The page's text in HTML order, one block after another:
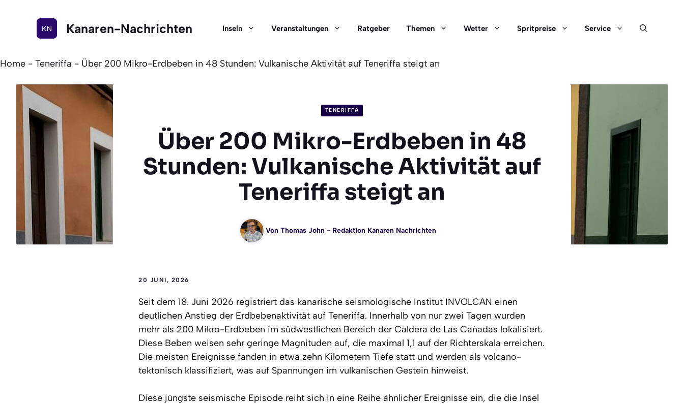
Kanaren-Nachrichten Inseln Veranstaltungen Ratgeber Themen Wetter Spritpreise Service
Home - Teneriffa - Über 200 Mikro-Erdbeben in 48 Stunden: Vulkanische Aktivität auf Teneriffa steigt an
TENERIFFA
Über 200 Mikro-Erdbeben in 48
Stunden: Vulkanische Aktivität auf
Teneriffa steigt an
Von Thomas John- Redaktion Kanaren Nachrichten
20 JUNI, 2026
Seit dem 18. Juni 2026 registriert das kanarische seismologische Institut INVOLCAN einen
deutlichen Anstieg der Erdbebenaktivität auf Teneriffa. Innerhalb von nur zwei Tagen wurden
mehr als 200 Mikro-Erdbeben im südwestlichen Bereich der Caldera de Las Cañadas lokalisiert.
Diese Beben weisen sehr geringe Magnituden auf, die maximal 1,1 auf der Richterskala erreichen.
Die meisten Ereignisse fanden in etwa zehn Kilometern Tiefe statt und werden als volcano-
tektonisch klassifiziert, was auf Spannungen im vulkanischen Gestein hinweist.
Diese jüngste seismische Episode reiht sich in eine Reihe ähnlicher Ereignisse ein, die die Insel